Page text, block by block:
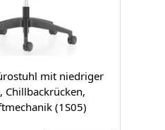
mit niedriger
Chillbackrücken,
(1S05)